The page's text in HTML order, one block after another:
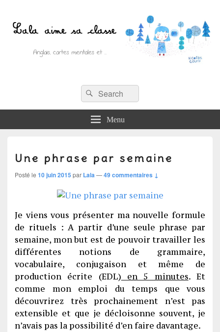
Lala aime sa classe
Anglais, cartes mentales et ….Recherche :
Rechercher
Menu
Une phrase par semaine
Posté le 10 juin 2015 par Lala—49 commentaires ↓
Je viens vous présenter ma nouvelle formule
de rituels : A partir d’une seule phrase par
semaine, mon but est de pouvoir travailler les
différentes notions de grammaire,
vocabulaire, conjugaison et même de
production écrite (EDL) en 5 minutes. Et
comme mon emploi du temps que vous
découvrirez très prochainement n’est pas
extensible et que je décloisonne souvent, je
n’avais pas la possibilité d’en faire davantage.